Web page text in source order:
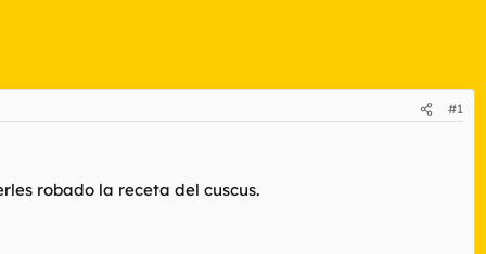
#1
robado la receta del cuscus.